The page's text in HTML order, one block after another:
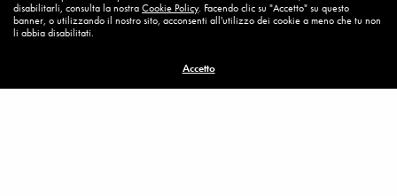
Per cambiare ci vuole coraggio
8 Ottobre 2018
disabilitarli, consulta la nostraCookie Policy. Facendo clic su "Accetto" su questo
banner, o utilizzando il nostro sito, acconsenti all'utilizzo dei cookie a meno che tu non
li abbia disabilitati.
Accetto